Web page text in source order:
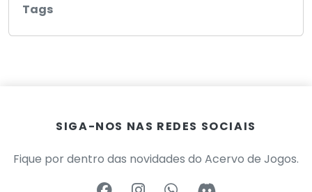
Tags
SIGA-NOS NAS REDES SOCIAIS
Fique por dentro das novidades do Acervo de Jogos.